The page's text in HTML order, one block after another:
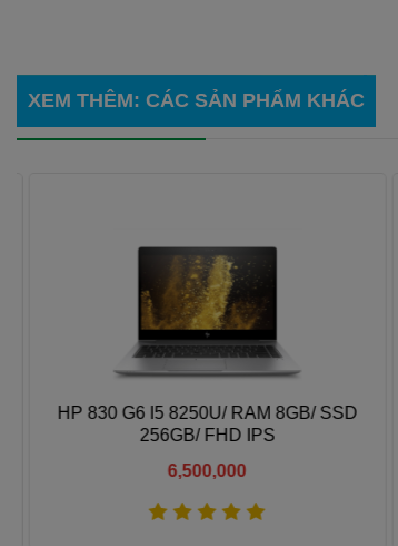
XEM THÊM: CÁC SẢN PHẨM KHÁC
HP 830 G6 I5 8250U/ RAM 8GB/ SSD
256GB/ FHD IPS
6,500,000